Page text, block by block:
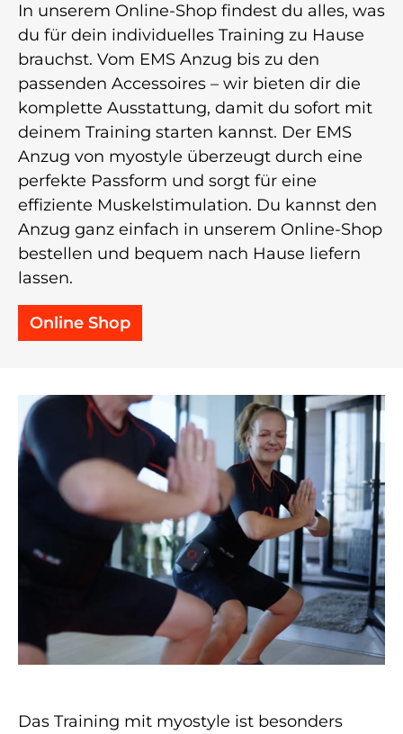
In unserem Online-Shop findest du alles, was
du für dein individuelles Training zu Hause
brauchst. Vom EMS Anzug bis zu den
passenden Accessoires – wir bieten dir die
komplette Ausstattung, damit du sofort mit
deinem Training starten kannst. Der EMS
Anzug von myostyle überzeugt durch eine
perfekte Passform und sorgt für eine
effiziente Muskelstimulation. Du kannst den
Anzug ganz einfach in unserem Online-Shop
bestellen und bequem nach Hause liefern
lassen.
Online Shop
Das Training mit myostyle ist besonders